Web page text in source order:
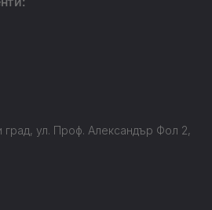
град, ул. Проф. Александър Фол 2,